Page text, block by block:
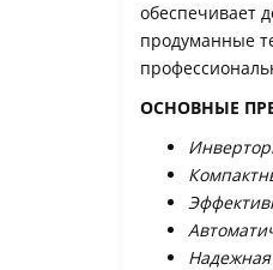
обеспечивает
продуманные
ОСНОВНЫЕ